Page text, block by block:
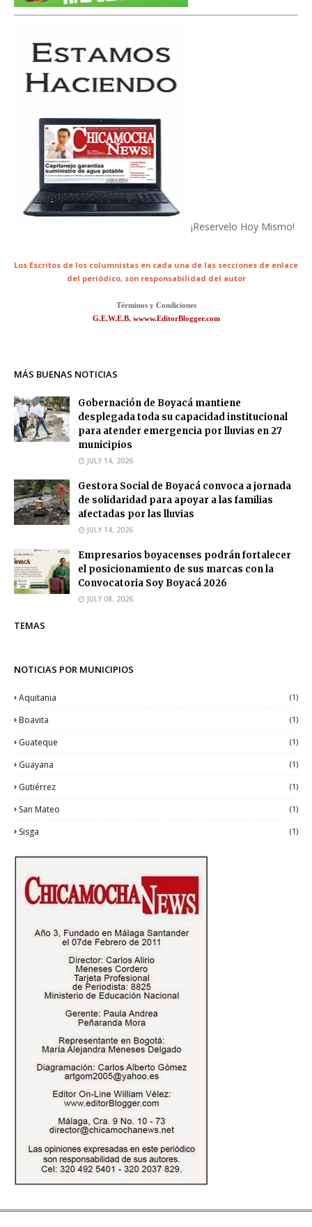
¡Reservelo Hoy Mismo!
Los Escritos de los columnistas en cada una de las secciones de enlace
del periódico, son responsabilidad del autor
Términos y Condiciones
G.E.W.E.B. wwww.EditorBlogger.com
MÁS BUENAS NOTICIAS
Gobernación de Boyacá mantiene
desplegada toda su capacidad institucional
para atender emergencia por lluvias en 27
municipios
JULY 14, 2026
Gestora Social de Boyacá convoca a jornada
de solidaridad para apoyar a las familias
afectadas por las lluvias
JULY 14, 2026
Empresarios boyacenses podrán fortalecer
el posicionamiento de sus marcas con la
Convocatoria Soy Boyacá 2026
JULY 08, 2026
TEMAS
NOTICIAS POR MUNICIPIOS
Aquitania (1)
Boavita (1)
Guateque (1)
Guayana (1)
Gutiérrez (1)
San Mateo (1)
Sisga (1)